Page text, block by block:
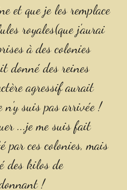
et que je les remplace
royales(que j'aurai
à des colonies
donné des reines
agressif aurait
n'y suis pas arrivée !
...je me suis fait
par ces colonies, mais
des kilos de
!